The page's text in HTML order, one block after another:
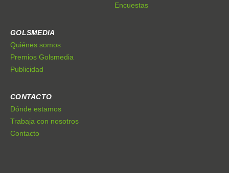
Encuestas
GOLSMEDIA
Quiénes somos
Premios Golsmedia
Publicidad
CONTACTO
Dónde estamos
Trabaja con nosotros
Contacto